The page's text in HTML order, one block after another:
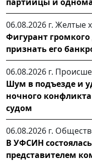
06.08.2026 г. Желтые
Фигурант
признать его
06.08.2026 г.
Шум в подъезде и
ночного
судом
06.08.2026 г.
В УФСИН
представителем